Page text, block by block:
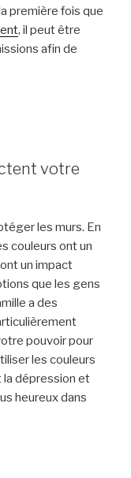
première fois que
, il peut être
afin de
votre
les murs. En
couleurs ont un
un impact
que les gens
a des
pouvoir pour
les couleurs
dépression et
heureux dans